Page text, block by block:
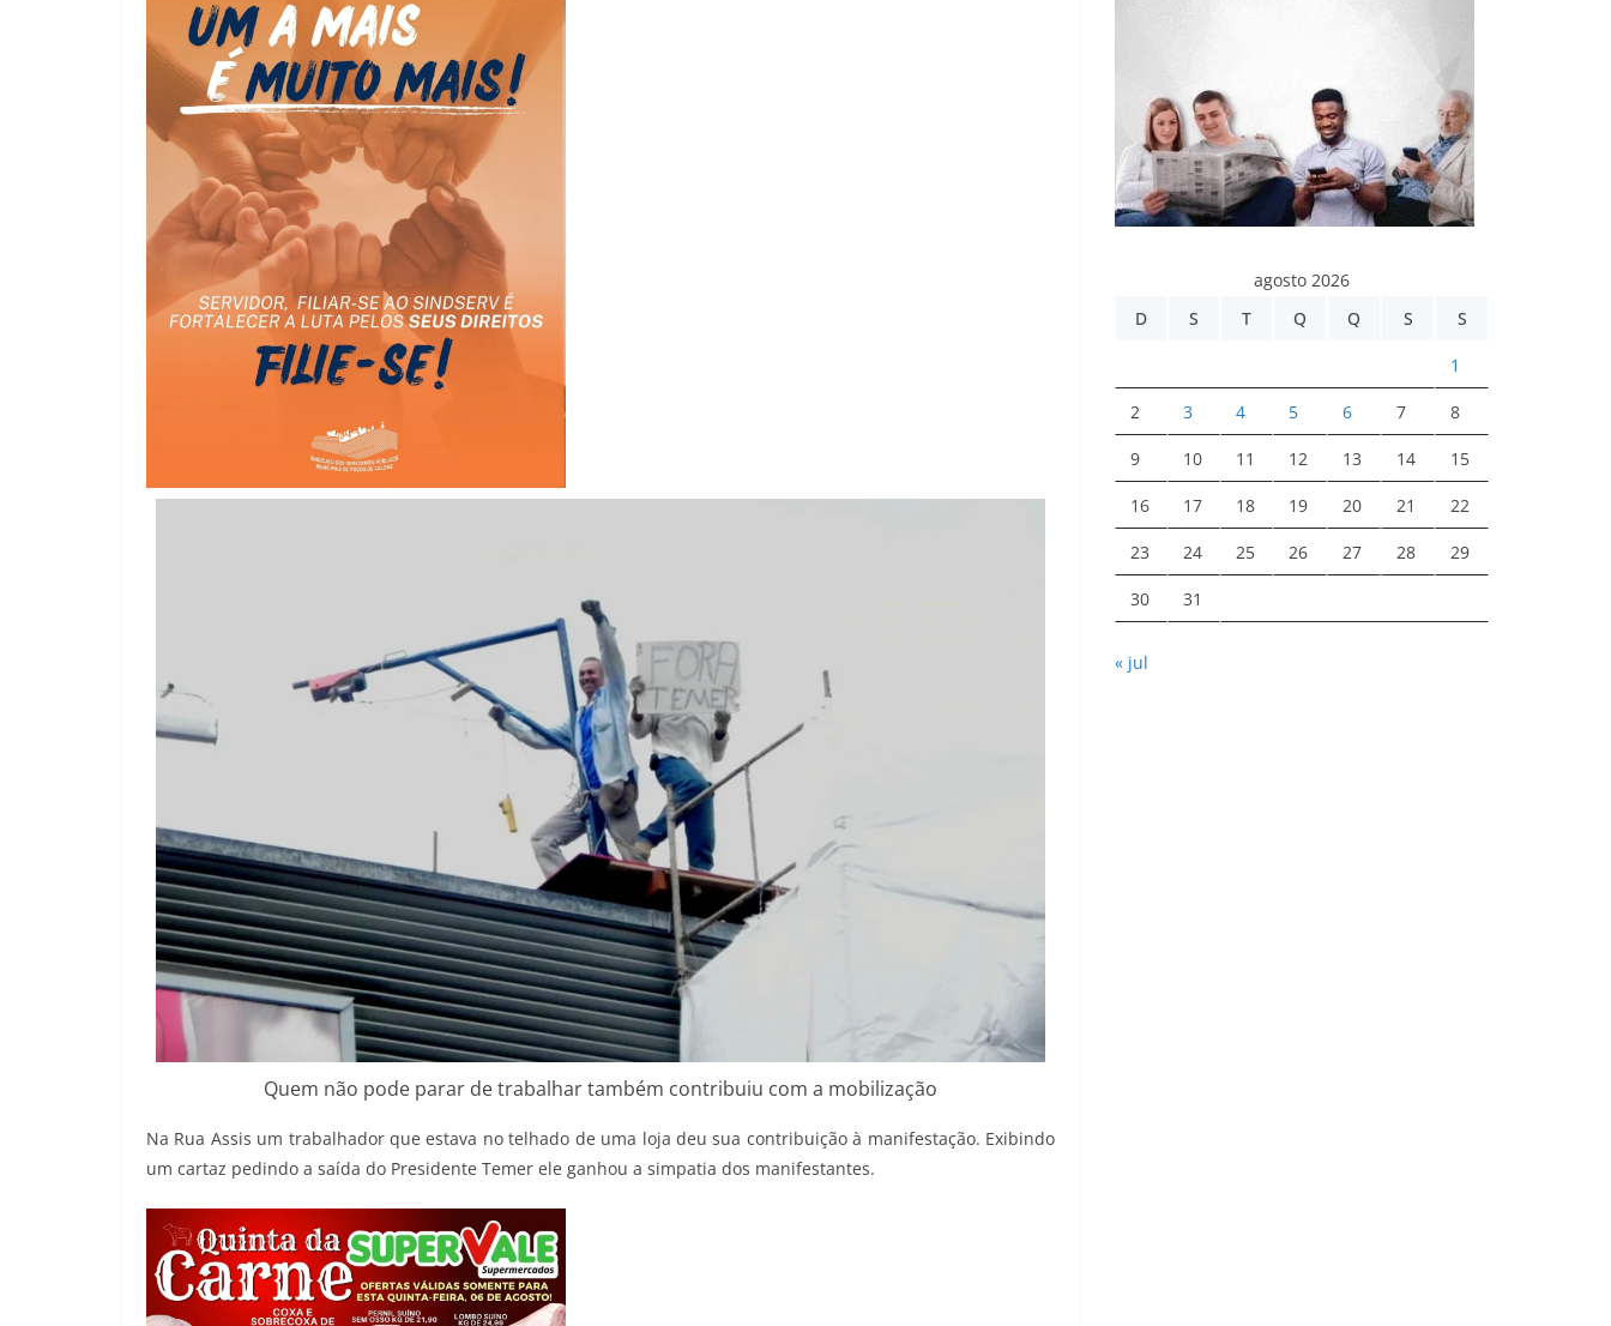
Quem não pode parar de trabalhar também contribuiu com a mobilização
Na Rua Assis um trabalhador que estava no telhado de uma loja deu sua contribuição à manifestação. Exibindo
um cartaz pedindo a saída do Presidente Temer ele ganhou a simpatia dos manifestantes.
agosto 2026
D
S T Q Q S S
1
2 3 4 5 6 7 8
9 10 11 12 13 14 15
16 17 18 19 20 21 22
23 24 25 26 27 28 29
30 31
« jul